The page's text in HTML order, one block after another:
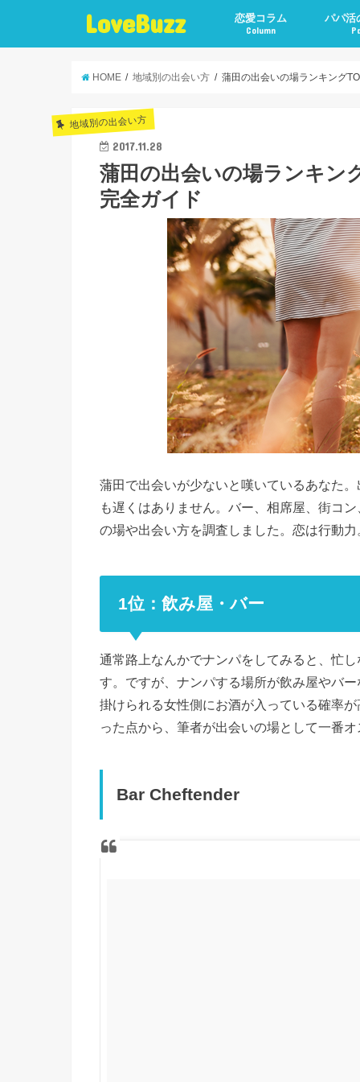
LoveBuzz 恋愛コラム
Column
パパ活
HOME 地域別の出会い方 蒲田の出会いの場ランキング
地域別の出会い方
2017.11.28
蒲田の出会いの場ランキン
完全ガイド
蒲田で出会いが少ないと嘆いているあなた
も遅くはありません。バー、相席屋、街コ
の場や出会い方を調査しました。恋は行動
1位：飲み屋・バー
通常路上なんかでナンパをしてみると、忙
す。ですが、ナンパする場所が飲み屋やバ
掛けられる女性側にお酒が入っている確率が
った点から、筆者が出会いの場として一番
Bar Cheftender